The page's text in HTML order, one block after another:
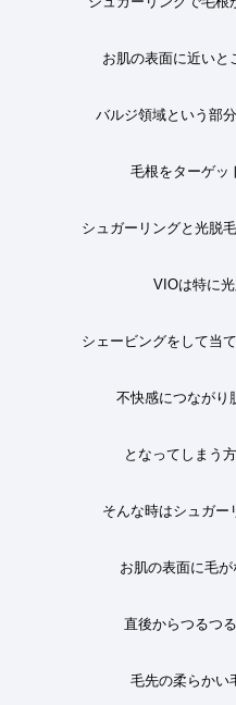
お肌の表面に近いと
バルジ領域という部
毛根をターゲッ
シュガーリングと光脱
VIOは特に
シェービングをして当
不快感につながり
となってしまう
そんな時はシュガー
お肌の表面に毛
直後からつるつ
毛先の柔らかい